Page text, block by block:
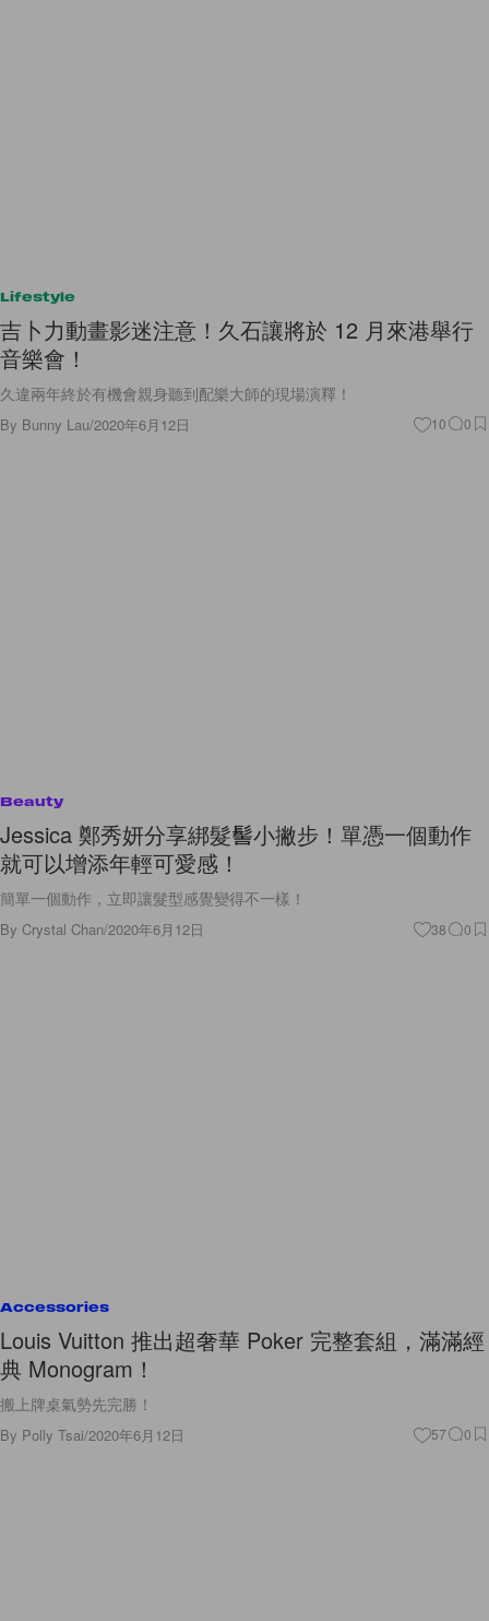
Lifestyle
吉卜力動畫影迷注意！久石讓將於 12 月來港舉行
音樂會！
久違兩年終於有機會親身聽到配樂大師的現場演釋！
By Bunny Lau/2020年6月12日 10 0
Beauty
Jessica 鄭秀妍分享綁髮髻小撇步！單憑一個動作
就可以增添年輕可愛感！
簡單一個動作，立即讓髮型感覺變得不一樣！
By Crystal Chan/2020年6月12日 38 0
Accessories
Louis Vuitton 推出超奢華 Poker 完整套組，滿滿經
典 Monogram！
搬上牌桌氣勢先完勝！
By Polly Tsai/2020年6月12日 57 0